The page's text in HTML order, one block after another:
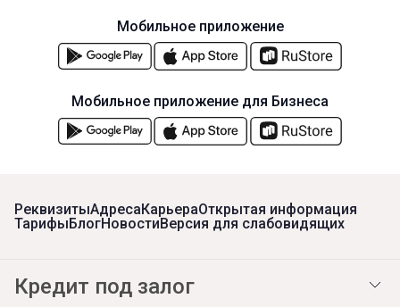
РеквизитыАдресаКарьераОткрытая информация
ТарифыБлогНовостиВерсия для слабовидящих
Кредит под залог
Мобильное приложение
Мобильное приложение для Бизнеса